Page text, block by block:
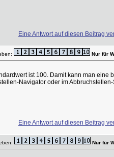
Eine Antwort auf diesen Beitrag
Nur für
ist 100. Damit kann man eine
Navigator oder im
Eine Antwort auf diesen Beitrag
Nur für